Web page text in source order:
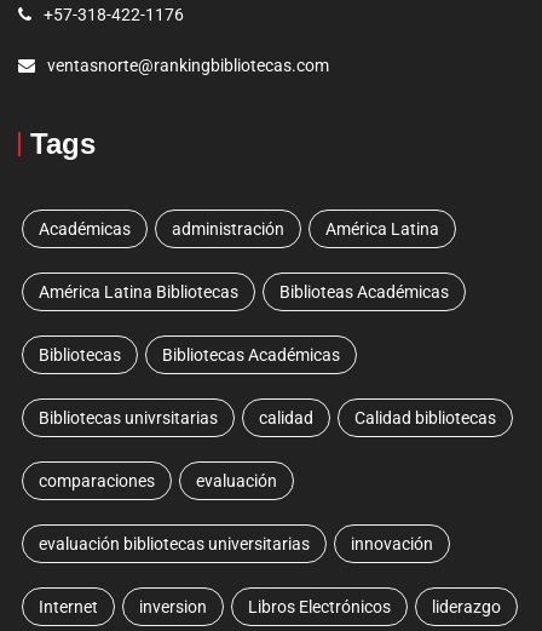
+57-318-422-1176
ventasnorte@rankingbibliotecas.com
Tags
Académicas administración América Latina
América Latina Bibliotecas Biblioteas Académicas
Bibliotecas Bibliotecas Académicas
Bibliotecas univrsitarias calidad Calidad bibliotecas
comparaciones evaluación
evaluación bibliotecas universitarias innovación
Internet inversion Libros Electrónicos liderazgo